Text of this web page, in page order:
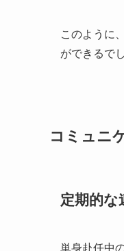
このように
ができるで
コミュニ
定期的な
単身赴任中